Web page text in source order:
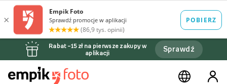
Rabat –15 zł na pierwsze zakupy w
aplikacji
Sprawdź